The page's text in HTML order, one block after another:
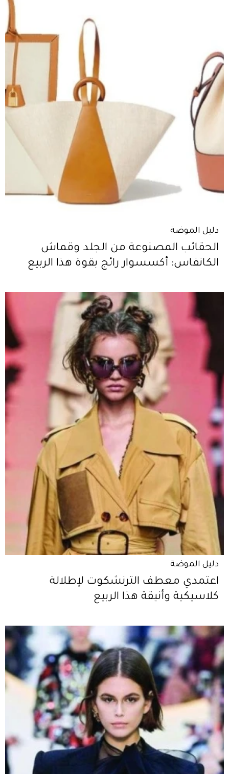
دليل الموضة
الحقائب المصنوعة من الجلد وقماش
الكانفاس: أكسسوار رائج بقوة هذا الربيع
دليل الموضة
اعتمدي معطف الترنشكوت لإطلالة
كلاسيكية وأنيقة هذا الربيع